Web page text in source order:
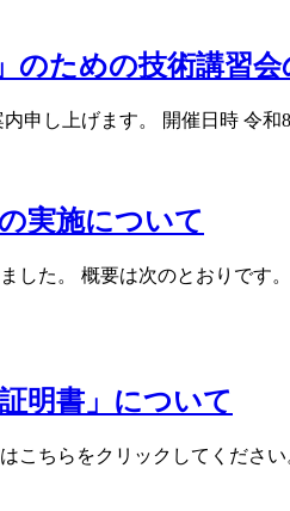
のための技術講習
申し上げます。 開催日時 令和
実施について
した。 概要は次のとおりで
明書」について
こちらをクリックしてください